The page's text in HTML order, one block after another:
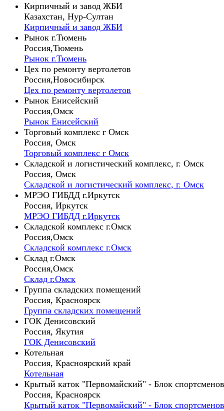
Кирпичный и завод ЖБИ
Казахстан, Нур-Султан
Кирпичный и завод ЖБИ
Рынок г.Тюмень
Россия,Тюмень
Рынок г.Тюмень
Цех по ремонту вертолетов
Россия,Новосибирск
Цех по ремонту вертолетов
Рынок Енисейский
Россия,Омск
Рынок Енисейский
Торговый комплекс г Омск
Россия, Омск
Торговый комплекс г Омск
Складской и логистический комплекс, г. Омск
Россия, Омск
Складской и логистический комплекс, г. Омск
МРЭО ГИБДД г.Иркутск
Россия, Иркутск
МРЭО ГИБДД г.Иркутск
Складской комплекс г.Омск
Россия,Омск
Складской комплекс г.Омск
Склад г.Омск
Россия,Омск
Склад г.Омск
Группа складских помещений
Россия, Красноярск
Группа складских помещений
ГОК Денисовский
Россия, Якутия
ГОК Денисовский
Котельная
Россия, Красноярский край
Котельная
Крытый каток "Первомайский" - Блок спортсменов
Россия, Красноярск
Крытый каток "Первомайский" - Блок спортсменов